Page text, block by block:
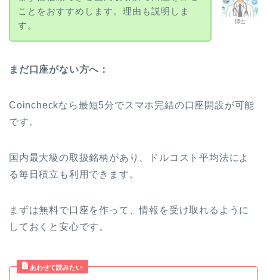
博士
ことをおすすめします。理由も説明しま
す。
まだ口座がない方へ：
Coincheckなら最短5分でスマホ完結の口座開設が可能
です。
国内最大級の取扱銘柄があり、ドルコスト平均法によ
る毎日積立も利用できます。
まずは無料で口座を作って、情報を受け取れるように
しておくと安心です。